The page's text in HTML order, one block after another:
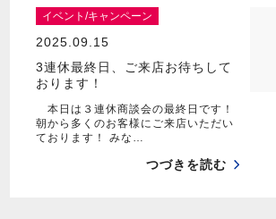
イベント/キャンペーン
2025.09.15
3連休最終日、ご来店お待ちして
おります！
本日は３連休商談会の最終日です！
朝から多くのお客様にご来店いただい
ております！ みな…
つづきを読む